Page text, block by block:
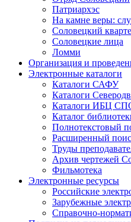
Патриархэс
На камне веры:
Соловецкий
Соловецкие лица
Ломми
Организация и
Электронные каталоги
Каталоги САФУ
Каталоги
Каталоги ИБЦ СПО
Каталог
Полнотекстовый
Расширенный
Труды
Архив чертежей
Фильмотека
Электронные ресурсы
Российские
Зарубежные
Справочно-